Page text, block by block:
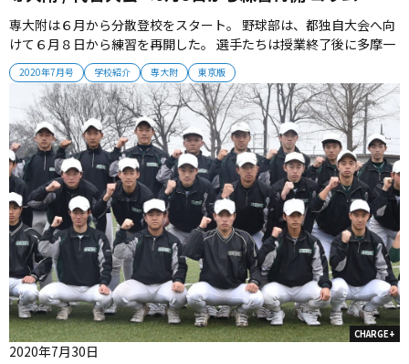
2020年7月号 学校紹介 専大附 東京版
専大附は６月から分散登校をスタート。 野球部は、都独自大会へ向
けて６月８日から練習を再開した。 選手たちは授業終了後に多摩一
本杉球場まで移動し、コロナ対策のため時間やソーシャルディスタ
ンスに気を使いながら体を動かしている。 甲子園への道はなくなっ
たが、専大附野球部の道は終わらない。 選手たちは、最後まで全力
を尽くす。 ...
CHARGE+
2020年7月30日